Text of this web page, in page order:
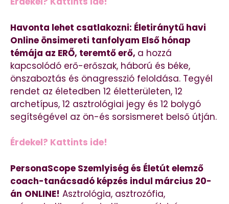
Havonta lehet csatlakozni: Életiránytű havi
Online önsimereti tanfolyam Első hónap
témája az ERŐ, teremtő erő, a hozzá
kapcsolódó erő-erőszak, háború és béke,
önszaboztás és önagresszió feloldása. Tegyél
rendet az életedben 12 életterületen, 12
archetípus, 12 asztrológiai jegy és 12 bolygó
segítségével az ön-és sorsismeret belső útján.
Érdekel? Kattints ide!
PersonaScope Szemlyiség és Életút elemző
coach-tanácsadó képzés indul március 20-
án ONLINE! Asztrológia, asztrozófia,